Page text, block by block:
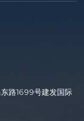
路1699号建发国际